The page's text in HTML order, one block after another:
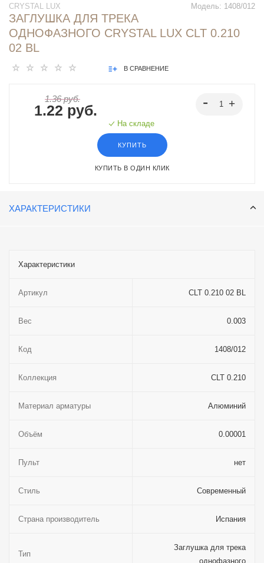
Модель: 1408/012
CRYSTAL LUX
ЗАГЛУШКА ДЛЯ ТРЕКА
ОДНОФАЗНОГО CRYSTAL LUX CLT 0.210
02 BL
В СРАВНЕНИЕ
1.36 руб.
1.22 руб.
На складе
КУПИТЬ
КУПИТЬ В ОДИН КЛИК
ХАРАКТЕРИСТИКИ
Характеристики
Артикул CLT 0.210 02 BL
Вес 0.003
Код 1408/012
Коллекция CLT 0.210
Материал арматуры Алюминий
Объём 0.00001
Пульт нет
Стиль Современный
Страна производитель Испания
Тип
Заглушка для трека
однофазного